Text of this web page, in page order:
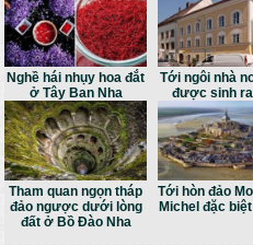
Nghề hái nhụy hoa đắt
ở Tây Ban Nha
Tới ngôi nhà
được sinh
Tham quan ngọn tháp
đảo ngược dưới lòng
đất ở Bồ Đào Nha
Tới hòn đảo
Michel đặc